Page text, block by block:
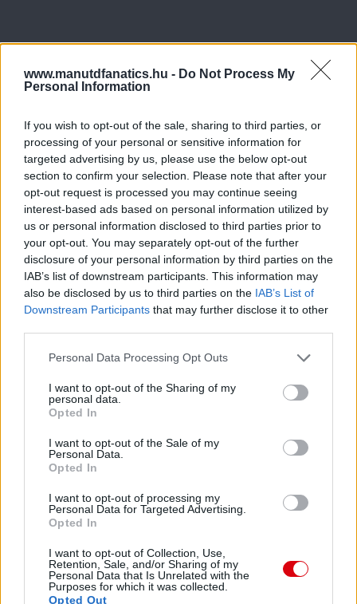
www.manutdfanatics.hu - Do Not Process My
Personal Information
If you wish to opt-out of the sale, sharing to third parties, or
processing of your personal or sensitive information for
targeted advertising by us, please use the below opt-out
section to confirm your selection. Please note that after your
opt-out request is processed you may continue seeing
interest-based ads based on personal information utilized by
us or personal information disclosed to third parties prior to
your opt-out. You may separately opt-out of the further
disclosure of your personal information by third parties on the
IAB’s list of downstream participants. This information may
also be disclosed by us to third parties on the IAB’s List of
Downstream Participants that may further disclose it to other
Please note that this website/app uses one or more Google
not limited to your visit or usage behaviour. You may click to
grant or deny consent to Google and its third-party tags to
use your data for below specified purposes in below Google
consent section.
Personal Data Processing Opt Outs
I want to opt-out of the Sharing of my
personal data.
Opted In
I want to opt-out of the Sale of my
Personal Data.
Opted In
I want to opt-out of processing my
Personal Data for Targeted Advertising.
Opted In
I want to opt-out of Collection, Use,
Retention, Sale, and/or Sharing of my
Personal Data that Is Unrelated with the
Purposes for which it was collected.
Opted Out
Manchester United
Nya Ullevi, Göteborg
2026-08-08 17:00
2 nap 13 óra 4 perc 28 másodperc
Leeds UnitedvsManchester United